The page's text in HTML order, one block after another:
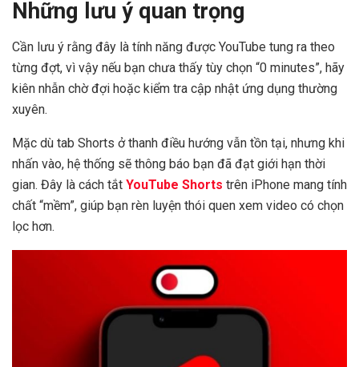
Những lưu ý quan trọng
Cần lưu ý rằng đây là tính năng được YouTube tung ra theo
từng đợt, vì vậy nếu bạn chưa thấy tùy chọn “0 minutes”, hãy
kiên nhẫn chờ đợi hoặc kiểm tra cập nhật ứng dụng thường
xuyên.
Mặc dù tab Shorts ở thanh điều hướng vẫn tồn tại, nhưng khi
nhấn vào, hệ thống sẽ thông báo bạn đã đạt giới hạn thời
gian. Đây là cách tắt YouTube Shorts trên iPhone mang tính
chất “mềm”, giúp bạn rèn luyện thói quen xem video có chọn
lọc hơn.